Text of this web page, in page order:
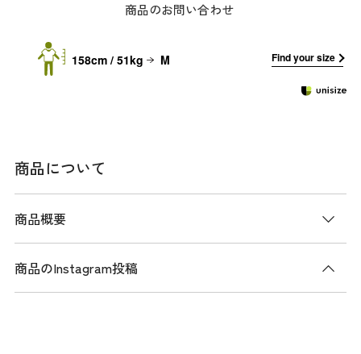
商品のお問い合わせ
158cm / 51kg M Find your size
商品について
商品概要
商品説明
商品のInstagram投稿